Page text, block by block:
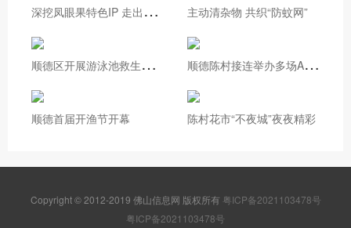
深
挖凤眼果特色IP 走出基层治理新路 主动清杂物 共织“防蚊网”
顺
德区开展游泳池救生员实操培训 顺
德陈村接连举办多场AI专题培训
顺德首届开渔节开幕 陈村花市“不夜城”夜夜精彩
Copyright © 2012-2019 佛山信息网 版权所有 粤ICP备2021103478号
粤ICP备2021103478号